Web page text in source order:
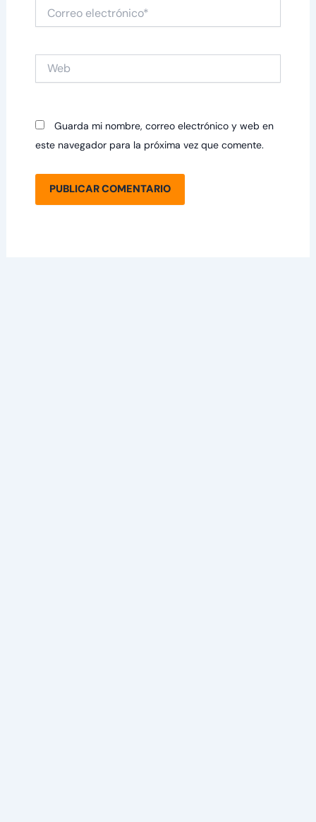
electrónico*
Guarda mi nombre, correo electrónico y web en
este navegador para la próxima vez que comente.